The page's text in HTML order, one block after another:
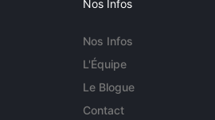
Nos Infos
Nos Infos
L'Équipe
Le Blogue
Contact